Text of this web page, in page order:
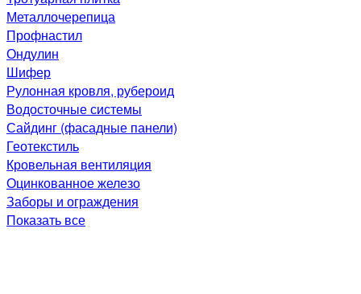
Металлочерепица
Профнастил
Ондулин
Шифер
Рулонная кровля, рубероид
Водосточные системы
Сайдинг (фасадные панели)
Геотекстиль
Кровельная вентиляция
Оцинкованное железо
Заборы и ограждения
Показать все